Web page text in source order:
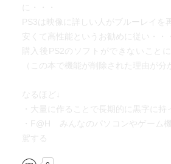
に・・・
PS3は映像に詳しい人がブルーレイを
安くて高性能というお勧めに従い・・・
購入後PS2のソフトができないこと
（この本で機能が削除された理由が分
なるほど↓
・大量に作ることで長期的に黒字に持
・F@H みんなのパソコンやゲーム
駕する